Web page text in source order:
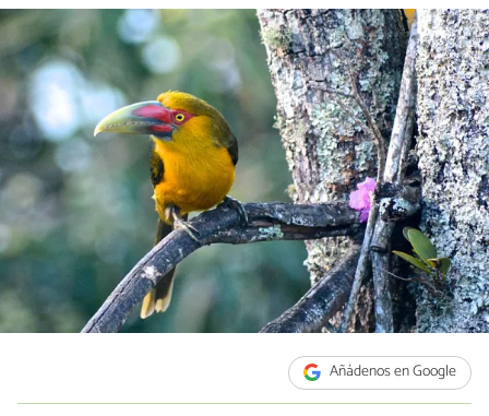
Añádenos en Google